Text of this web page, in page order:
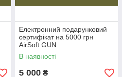
Електронний подарунковий
сертифікат на 5000 грн
AirSoft GUN
В наявності
5 000 ₴